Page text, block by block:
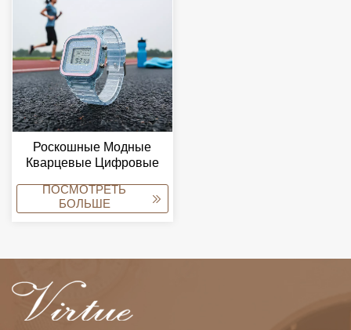
Роскошные Модные
Кварцевые Цифровые
Ремешком, Стеклянным
Циферблатом И
Для Повседневного
ПОСМОТРЕТЬ
БОЛЬШЕ